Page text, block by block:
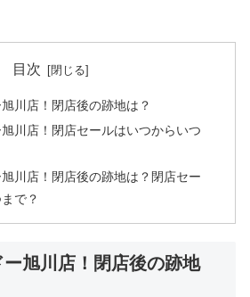
目次
川店！閉店後の跡地は？
川店！閉店セールはいつからいつ
川店！閉店後の跡地は？閉店セー
で？
旭川店！閉店後の跡地